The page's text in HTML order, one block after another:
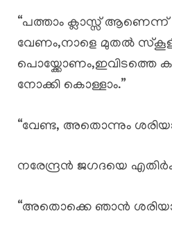
“പത്താം ക്ലാസ്സ്
വേണം,നാളെ മുതൽ
പൊയ്ക്കോണം,ഇവിടത്തെ
നോക്കി കൊള്ളാം.”
“വേണ്ട, അതൊന്നും
നരേന്ദ്രൻ ജഗദയെ
“അതൊക്കെ ഞാൻ